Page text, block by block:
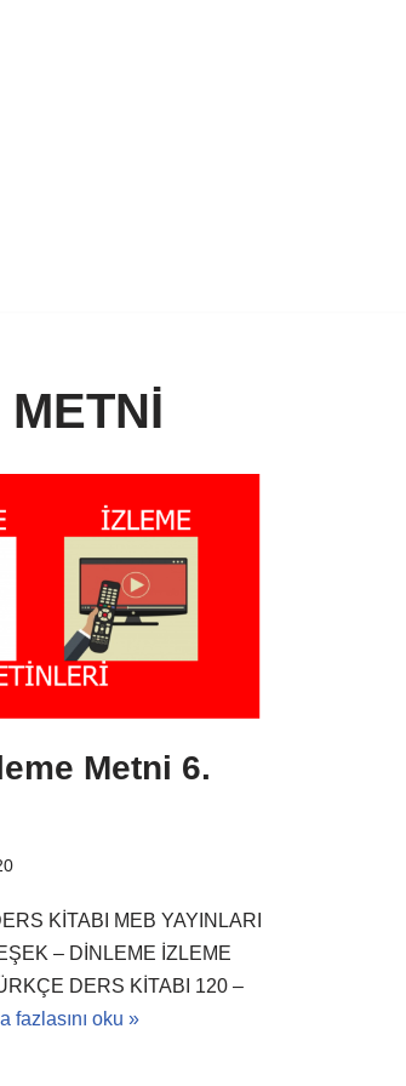
Metni 6.
KİTABI MEB YAYINLARI
– DİNLEME İZLEME
DERS KİTABI 120 –
fazlasını oku »